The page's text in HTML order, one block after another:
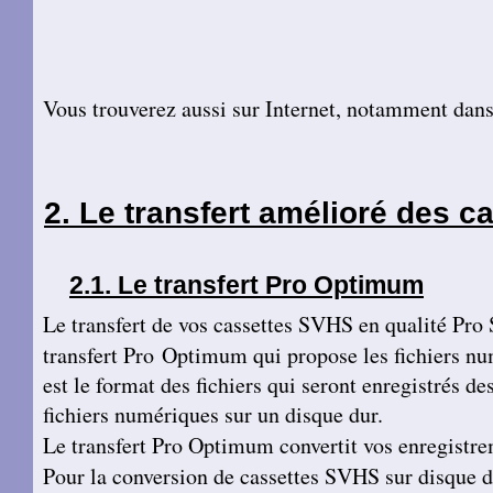
Vous trouverez aussi sur Internet, notamment
Le transfert amélioré des
Le transfert Pro Optimum
Le transfert de vos cassettes SVHS en qualité
transfert Pro Optimum qui propose les fichiers
est le format des fichiers qui seront enregistrés
fichiers numériques sur un disque dur.
Le transfert Pro Optimum convertit vos
Pour la conversion de cassettes SVHS sur